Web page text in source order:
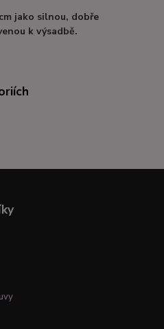
jako silnou, dobře
k výsadbě.